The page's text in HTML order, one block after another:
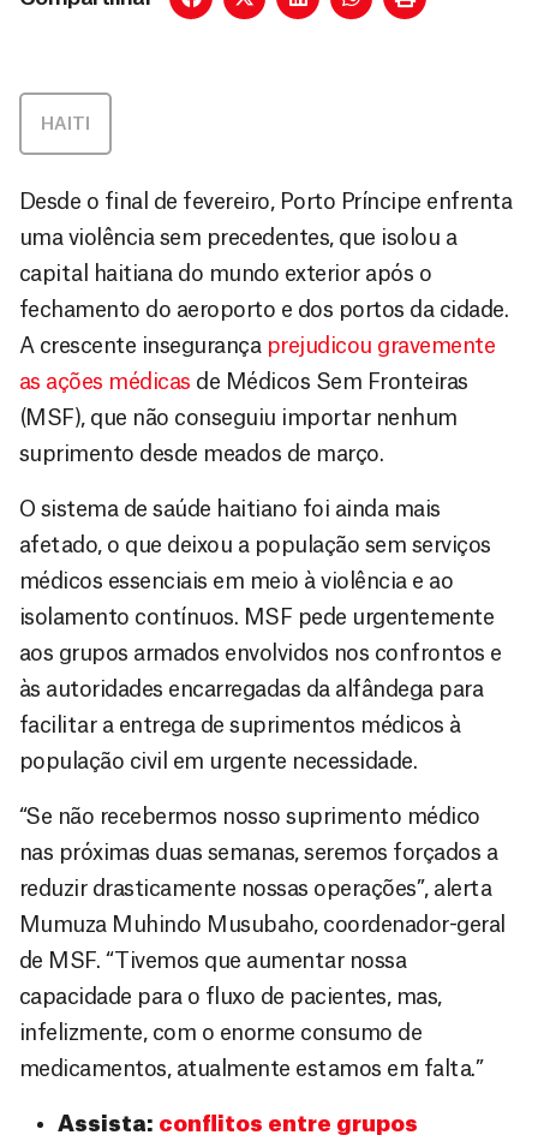
HAITI
Desde o final de fevereiro, Porto Príncipe enfrenta
uma violência sem precedentes, que isolou a
capital haitiana do mundo exterior após o
fechamento do aeroporto e dos portos da cidade.
A crescente insegurança prejudicou gravemente
as ações médicas de Médicos Sem Fronteiras
(MSF), que não conseguiu importar nenhum
suprimento desde meados de março.
O sistema de saúde haitiano foi ainda mais
afetado, o que deixou a população sem serviços
médicos essenciais em meio à violência e ao
isolamento contínuos. MSF pede urgentemente
aos grupos armados envolvidos nos confrontos e
às autoridades encarregadas da alfândega para
facilitar a entrega de suprimentos médicos à
população civil em urgente necessidade.
“Se não recebermos nosso suprimento médico
nas próximas duas semanas, seremos forçados a
reduzir drasticamente nossas operações”, alerta
Mumuza Muhindo Musubaho, coordenador-geral
de MSF. “Tivemos que aumentar nossa
capacidade para o fluxo de pacientes, mas,
infelizmente, com o enorme consumo de
medicamentos, atualmente estamos em falta.”
Assista: conflitos entre grupos